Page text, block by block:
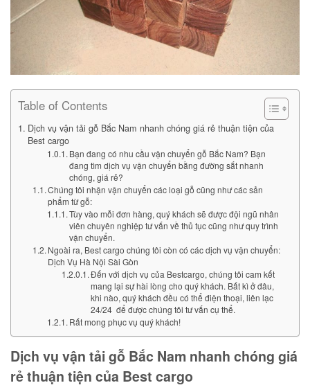
Table of Contents
Dịch vụ vận tải gỗ Bắc Nam nhanh chóng giá rẻ thuận tiện của
Best cargo
Bạn đang có nhu cầu vận chuyển gỗ Bắc Nam? Bạn
đang tìm dịch vụ vận chuyển bằng đường sắt nhanh
chóng, giá rẻ?
Chúng tôi nhận vận chuyển các loại gỗ cũng như các sản
phẩm từ gỗ:
Tùy vào mỗi đơn hàng, quý khách sẽ được đội ngũ nhân
viên chuyên nghiệp tư vấn về thủ tục cũng như quy trình
vận chuyển.
Ngoài ra, Best cargo chúng tôi còn có các dịch vụ vận chuyển:
Dịch Vụ Hà Nội Sài Gòn
Đến với dịch vụ của Bestcargo, chúng tôi cam kết
mang lại sự hài lòng cho quý khách. Bất kì ở đâu,
khi nào, quý khách đều có thể điện thoại, liên lạc
24/24 để được chúng tôi tư vấn cụ thể.
Rất mong phục vụ quý khách!
Dịch vụ vận tải gỗ Bắc Nam nhanh chóng giá
rẻ thuận tiện của Best cargo